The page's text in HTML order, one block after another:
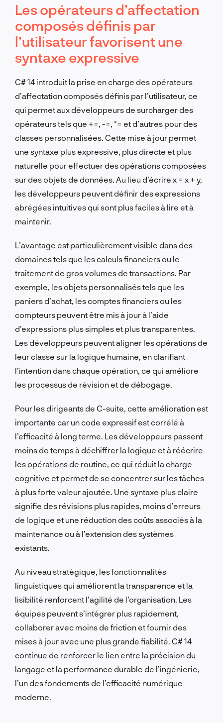
Les opérateurs d’affectation
composés définis par
l’utilisateur favorisent une
syntaxe expressive
C# 14 introduit la prise en charge des opérateurs
d’affectation composés définis par l’utilisateur, ce
qui permet aux développeurs de surcharger des
opérateurs tels que +=, -=, *= et d’autres pour des
classes personnalisées. Cette mise à jour permet
une syntaxe plus expressive, plus directe et plus
naturelle pour effectuer des opérations composées
sur des objets de données. Au lieu d’écrire x = x + y,
les développeurs peuvent définir des expressions
abrégées intuitives qui sont plus faciles à lire et à
maintenir.
L’avantage est particulièrement visible dans des
domaines tels que les calculs financiers ou le
traitement de gros volumes de transactions. Par
exemple, les objets personnalisés tels que les
paniers d’achat, les comptes financiers ou les
compteurs peuvent être mis à jour à l’aide
d’expressions plus simples et plus transparentes.
Les développeurs peuvent aligner les opérations de
leur classe sur la logique humaine, en clarifiant
l’intention dans chaque opération, ce qui améliore
les processus de révision et de débogage.
Pour les dirigeants de C-suite, cette amélioration est
importante car un code expressif est corrélé à
l’efficacité à long terme. Les développeurs passent
moins de temps à déchiffrer la logique et à réécrire
les opérations de routine, ce qui réduit la charge
cognitive et permet de se concentrer sur les tâches
à plus forte valeur ajoutée. Une syntaxe plus claire
signifie des révisions plus rapides, moins d’erreurs
de logique et une réduction des coûts associés à la
maintenance ou à l’extension des systèmes
existants.
Au niveau stratégique, les fonctionnalités
linguistiques qui améliorent la transparence et la
lisibilité renforcent l’agilité de l’organisation. Les
équipes peuvent s’intégrer plus rapidement,
collaborer avec moins de friction et fournir des
mises à jour avec une plus grande fiabilité. C# 14
continue de renforcer le lien entre la précision du
langage et la performance durable de l’ingénierie,
l’un des fondements de l’efficacité numérique
moderne.